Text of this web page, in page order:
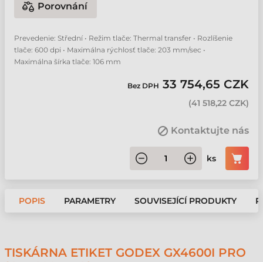
Porovnání
Prevedenie: Střední • Režim tlače: Thermal transfer • Rozlíšenie
tlače: 600 dpi • Maximálna rýchlosť tlače: 203 mm/sec •
Maximálna šírka tlače: 106 mm
Bez DPH 33 754,65 CZK
(41 518,22 CZK)
Kontaktujte nás
ks
POPIS PARAMETRY SOUVISEJÍCÍ PRODUKTY
TISKÁRNA ETIKET GODEX GX4600I PRO